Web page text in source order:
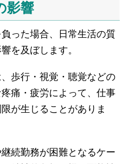
影響
った場合、日常生活の質
を及ぼします。
歩行・視覚・聴覚などの
痛・疲労によって、仕事
が生じることがありま
続勤務が困難となるケー